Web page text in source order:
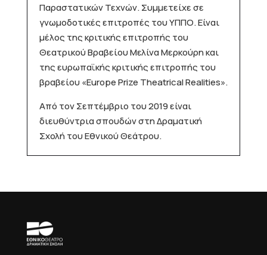
Παραστατικών Τεχνών. Συμμετείχε σε
γνωμοδοτικές επιτροπές του ΥΠΠΟ. Είναι
μέλος της κριτικής επιτροπής του
Θεατρικού Βραβείου Μελίνα Μερκούρη και
της ευρωπαϊκής κριτικής επιτροπής του
βραβείου «Europe Prize Theatrical Realities».
Από τον Σεπτέμβριο του 2019 είναι
διευθύντρια σπουδών στη Δραματική
Σχολή του Εθνικού Θεάτρου.